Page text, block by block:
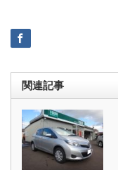
関連記事